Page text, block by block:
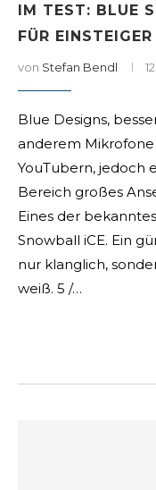
IM TEST: BLUE
FÜR
von Stefan Bendl
Blue Designs,
anderem
YouTubern, jedoch
Bereich großes
Eines der
Snowball iCE. Ein
nur klanglich,
weiß. 5 /…